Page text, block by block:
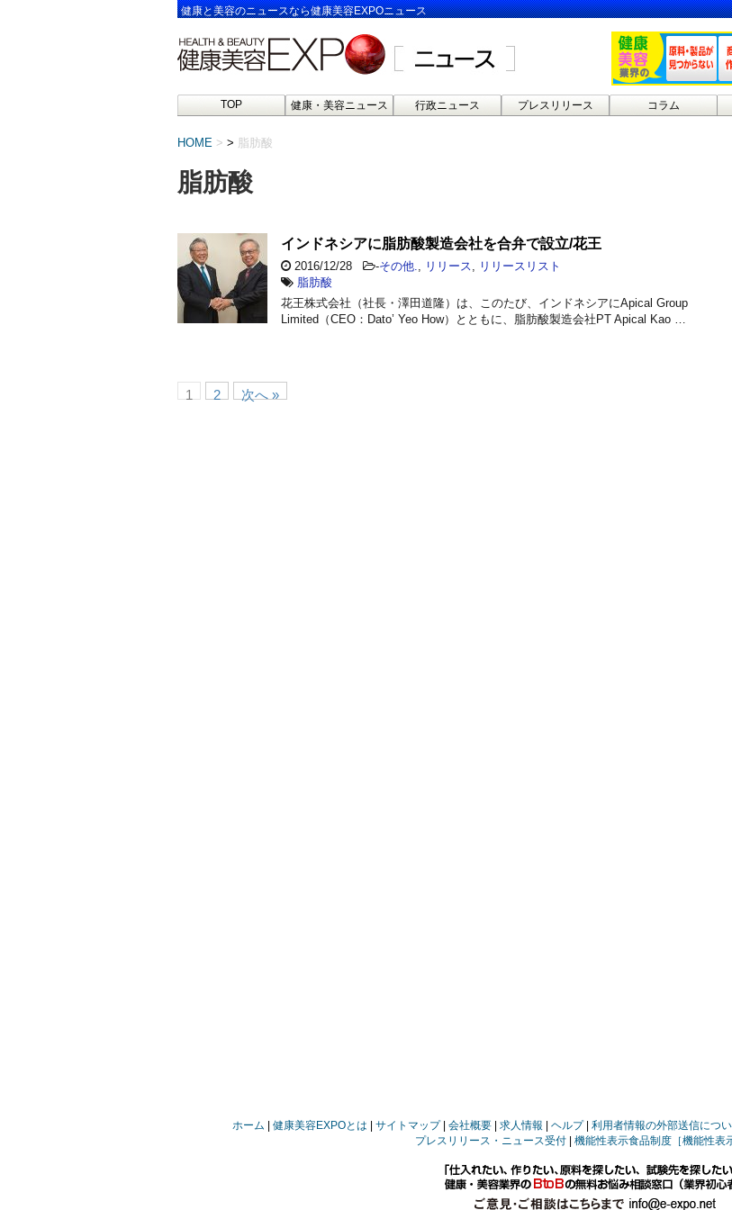
健康と美容のニュースなら健康美容EXPOニュース
TOP 健康・美容ニュース 行政ニュース プレスリリース コラム
HOME > 脂肪酸
脂肪酸
インドネシアに脂肪酸製造会社を合弁で設立/花王
2016/12/28 -その他. リリース
リリースリスト
脂肪酸
花王株式会社（社長・澤田道隆）は、このたび、インドネシアにApical Group
Limited（CEO：Dato’ Yeo How）とともに、脂肪酸製造会社PT Apical Kao …
1 2 次へ »
ホーム 健康美容EXPOとは サイトマップ 会社概要 求人情報 ヘルプ 利用者情報の外部送信につ
プレスリリース・ニュース受付
機能性表示食品制度［機能性表